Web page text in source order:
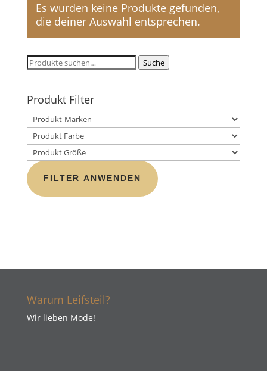
Es wurden keine Produkte gefunden,
die deiner Auswahl entsprechen.
Suche
Suche
Produkt Filter
FILTER ANWENDEN
Warum Leifsteil?
Wir lieben Mode!